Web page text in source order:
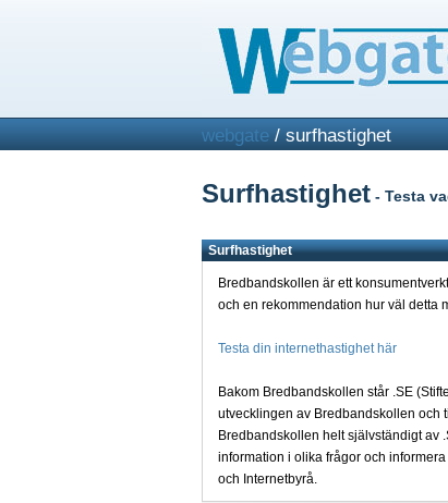
webgate/ surfhastighet
Surfhastighet- Testa
Surfhastighet
Bredbandskollen är ett
och en rekommendation hur väl detta
Testa din internethastighet här
Bakom Bredbandskollen står .SE
utvecklingen av Bredbandskollen och
Bredbandskollen helt självständigt av
information i olika frågor och
och Internetbyrå.